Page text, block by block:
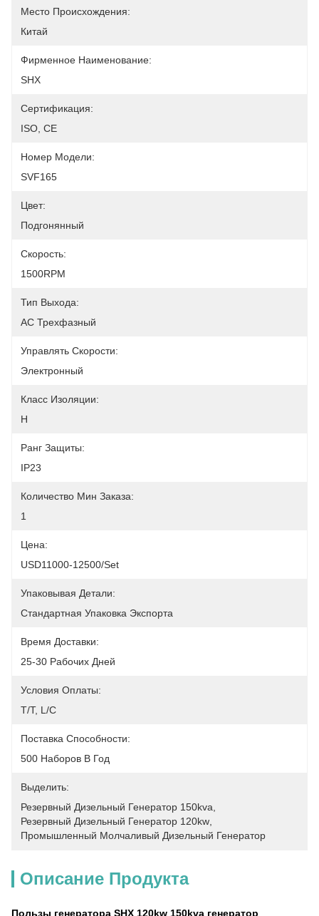
Место Происхождения:
Китай
Фирменное Наименование:
SHX
Сертификация:
ISO, CE
Номер Модели:
SVF165
Цвет:
Подгонянный
Скорость:
1500RPM
Тип Выхода:
AC Трехфазный
Управлять Скорости:
Электронный
Класс Изоляции:
H
Ранг Защиты:
IP23
Количество Мин Заказа:
1
Цена:
USD11000-12500/Set
Упаковывая Детали:
Стандартная Упаковка Экспорта
Время Доставки:
25-30 Рабочих Дней
Условия Оплаты:
T/T, L/C
Поставка Способности:
500 Наборов В Год
Выделить:
Резервный Дизельный Генератор 150kva
Резервный Дизельный Генератор 120kw
Промышленный Молчаливый Дизельный Генератор
Описание Продукта
Пользы генератора SHX 120kw 150kva генератор